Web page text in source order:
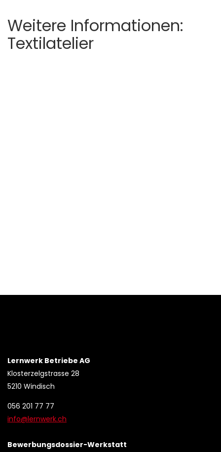
Weitere Informationen:
Textilatelier
Lernwerk Betriebe AG
Klosterzelgstrasse 28
5210 Windisch
056 201 77 77
info@lernwerk.ch
Bewerbungsdossier-Werkstatt